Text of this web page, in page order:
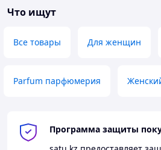
Что ищут
Все товары Для женщин
Parfum парфюмерия
Программа защиты